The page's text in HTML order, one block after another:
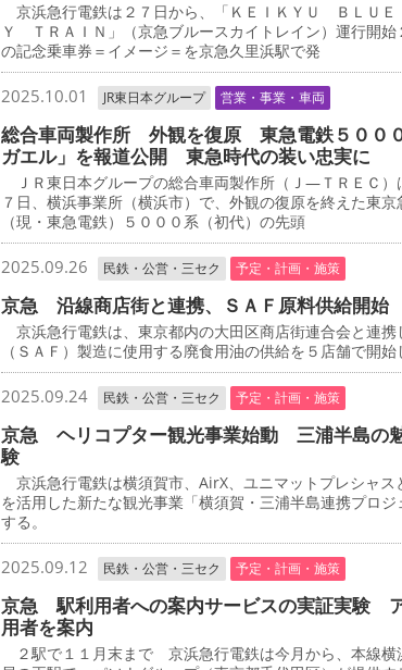
京浜急行電鉄は２７日から、「ＫＥＩＫＹＵ ＢＬＵ
Ｙ ＴＲＡＩＮ」（京急ブルースカイトレイン）運行開始
の記念乗車券＝イメージ＝を京急久里浜駅で発
2025.10.01 JR東日本グループ 営業・事業・車両
総合車両製作所 外観を復原 東急電鉄５００
ガエル」を報道公開 東急時代の装い忠実に
ＪＲ東日本グループの総合車両製作所（Ｊ―ＴＲＥＣ）
７日、横浜事業所（横浜市）で、外観の復原を終えた東京
（現・東急電鉄）５０００系（初代）の先頭
2025.09.26 民鉄・公営・三セク 予定・計画・施策
京急 沿線商店街と連携、ＳＡＦ原料供給開始
京浜急行電鉄は、東京都内の大田区商店街連合会と連
（ＳＡＦ）製造に使用する廃食用油の供給を５店舗で開始
2025.09.24 民鉄・公営・三セク 予定・計画・施策
京急 ヘリコプター観光事業始動 三浦半島の
験
京浜急行電鉄は横須賀市、AirX、ユニマットプレシャス
を活用した新たな観光事業「横須賀・三浦半島連携プロ
する。
2025.09.12 民鉄・公営・三セク 予定・計画・施策
京急 駅利用者への案内サービスの実証実験
用者を案内
２駅で１１月末まで 京浜急行電鉄は今月から、本線横